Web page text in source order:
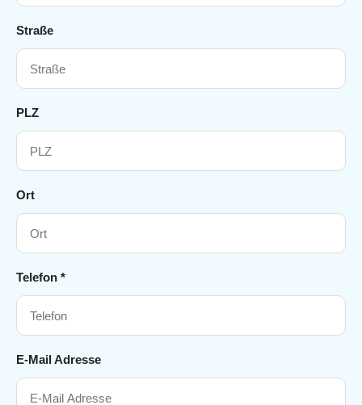
Straße
PLZ
Ort
Telefon *
E-Mail Adresse